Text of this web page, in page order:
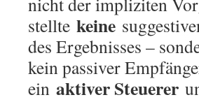
stellte keine
des Ergebnisses –
kein passiver
ein aktiver Steuerer